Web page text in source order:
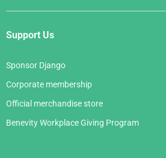
Support Us
Sponsor Django
Corporate membership
Official merchandise store
Benevity Workplace Giving Program